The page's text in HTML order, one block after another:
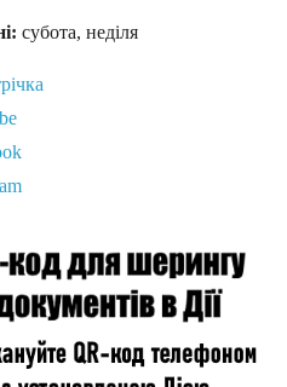
субота, неділя